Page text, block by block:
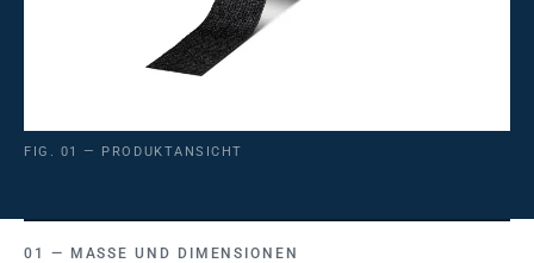
FIG. 01 — PRODUKTANSICHT
MASSE UND DIMENSIONEN